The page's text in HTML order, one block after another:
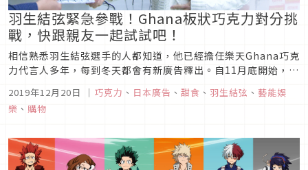
羽生結弦緊急參戰！Ghana板狀巧克力對分挑
戰，快跟親友一起試試吧！
相信熟悉羽生結弦選手的人都知道，他已經擔任樂天Ghana巧克
力代言人多年，每到冬天都會有新廣告釋出。自11月底開始，由
他本人出演的最新電視廣告「母親的心」篇也正熱烈放送中。在
拍攝這支廣告的空檔，經工作人員徵詢，羽生結弦選手緊急參加
了Ghana板狀巧克力對分挑戰！究竟這是什麼樣的挑戰？挑戰的
2019年12月20日 ｜ 巧克力 、 日本廣告 、 甜食 、 羽生結弦 、 藝能娛
樂 、 購物